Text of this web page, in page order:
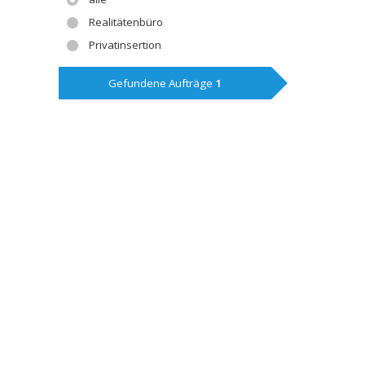
Realitätenbüro
Privatinsertion
Gefundene Aufträge 1